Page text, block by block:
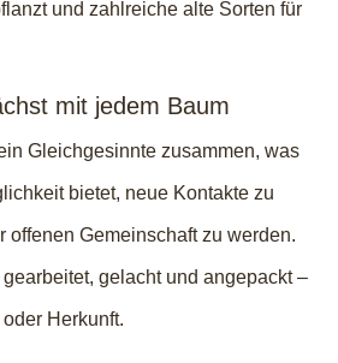
und zahlreiche alte Sorten für
mit jedem Baum
Gleichgesinnte zusammen, was
bietet, neue Kontakte zu
offenen Gemeinschaft zu werden.
gelacht und angepackt –
Herkunft.